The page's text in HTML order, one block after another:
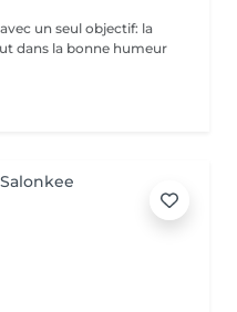
un seul objectif: la
dans la bonne humeur